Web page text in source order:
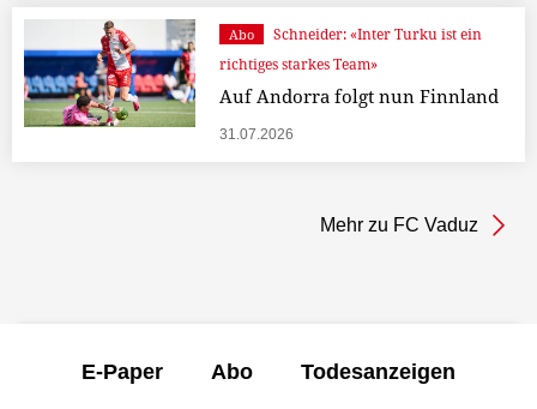
Abo
Schneider: «Inter Turku ist ein
richtiges starkes Team»
Auf Andorra folgt nun Finnland
31.07.2026
Mehr zu FC Vaduz
E-Paper Abo Todesanzeigen